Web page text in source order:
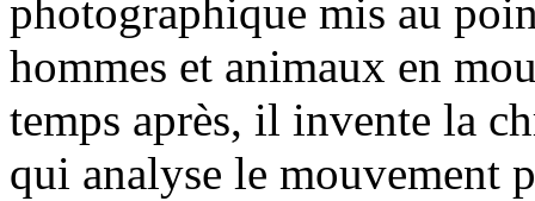
photographique mis au
hommes et animaux en
temps après, il invente la
qui analyse le mouvement